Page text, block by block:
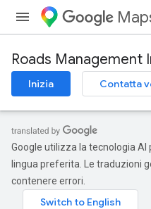
Roads Management
Inizia Contatta
Google utilizza la tecnologia
lingua preferita. Le traduzioni
contenere errori.